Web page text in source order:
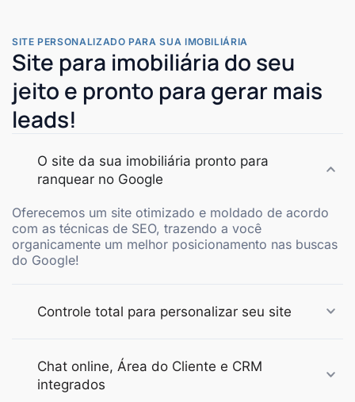
SITE PERSONALIZADO PARA SUA IMOBILIÁRIA
Site para imobiliária do seu
jeito e pronto para gerar mais
leads!
O site da sua imobiliária pronto para
ranquear no Google
Oferecemos um site otimizado e moldado de acordo
com as técnicas de SEO, trazendo a você
organicamente um melhor posicionamento nas buscas
do Google!
Controle total para personalizar seu site
Chat online, Área do Cliente e CRM
integrados